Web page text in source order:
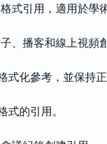
式引用，適用於學
、播客和線上視頻
式化參考，並保持
的引用。